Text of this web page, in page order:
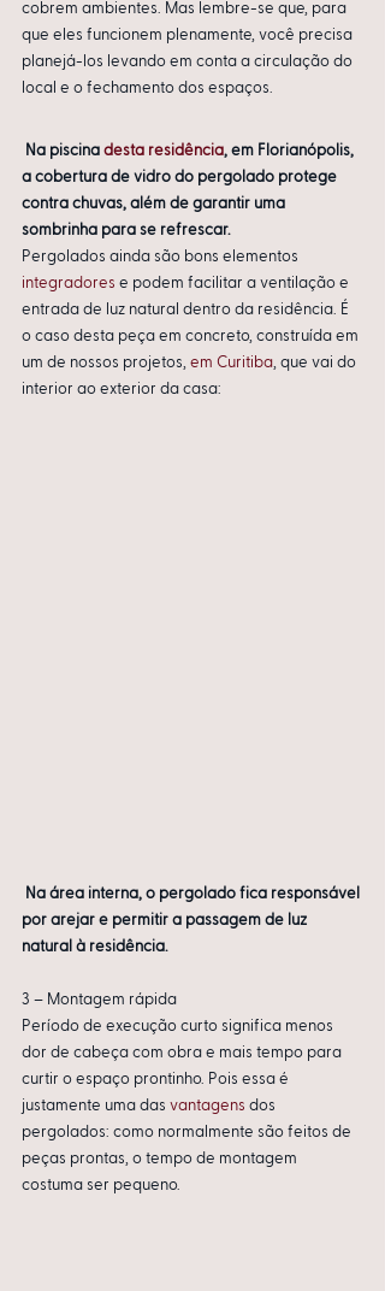
cobrem ambientes. Mas lembre-se que, para
que eles funcionem plenamente, você precisa
planejá-los levando em conta a circulação do
local e o fechamento dos espaços.
Na piscina desta residência, em Florianópolis,
a cobertura de vidro do pergolado protege
contra chuvas, além de garantir uma
sombrinha para se refrescar.
Pergolados ainda são bons elementos
integradores e podem facilitar a ventilação e
entrada de luz natural dentro da residência. É
o caso desta peça em concreto, construída em
um de nossos projetos, em Curitiba, que vai do
interior ao exterior da casa:
Na área interna, o pergolado fica responsável
por arejar e permitir a passagem de luz
natural à residência.
3 – Montagem rápida
Período de execução curto significa menos
dor de cabeça com obra e mais tempo para
curtir o espaço prontinho. Pois essa é
justamente uma das vantagens dos
pergolados: como normalmente são feitos de
peças prontas, o tempo de montagem
costuma ser pequeno.